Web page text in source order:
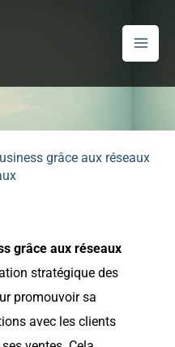
grâce aux réseaux
grâce aux réseaux
stratégique des
promouvoir sa
avec les clients